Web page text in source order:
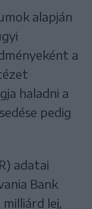
alapján
a
haladni a
pedig
adatai
Bank
lej,